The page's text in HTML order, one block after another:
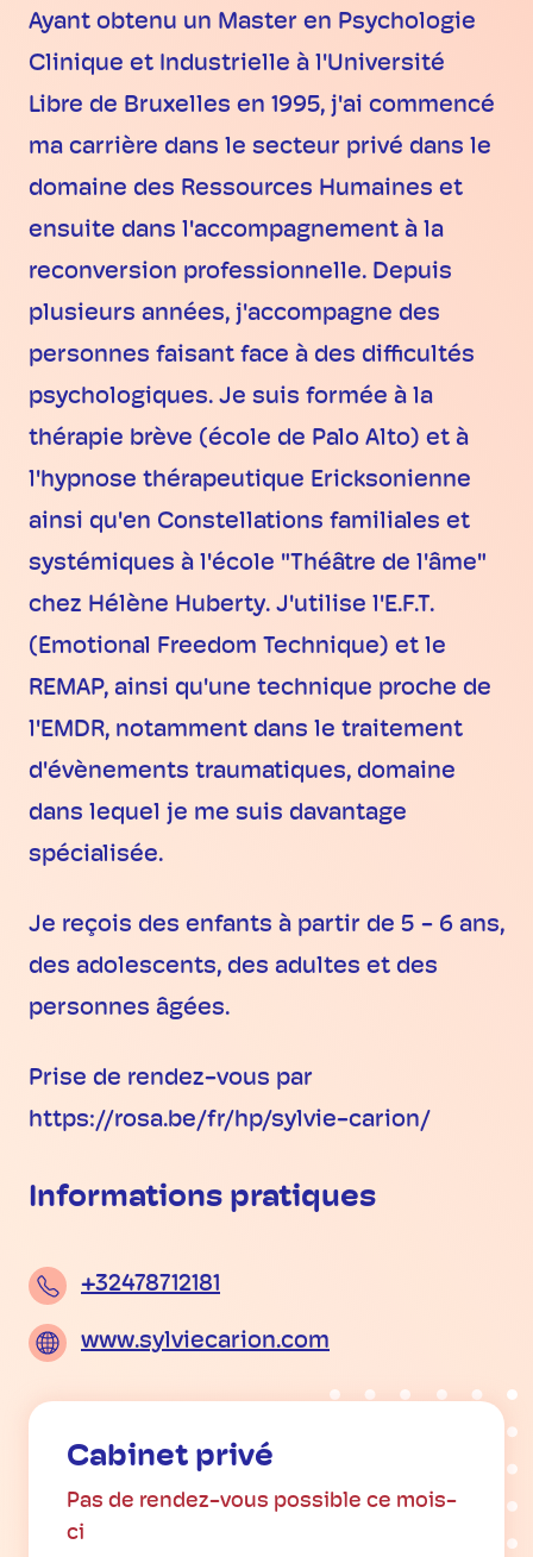
Ayant obtenu un Master en Psychologie
Clinique et Industrielle à l'Université
Libre de Bruxelles en 1995, j'ai commencé
ma carrière dans le secteur privé dans le
domaine des Ressources Humaines et
ensuite dans l'accompagnement à la
reconversion professionnelle. Depuis
plusieurs années, j'accompagne des
personnes faisant face à des difficultés
psychologiques. Je suis formée à la
thérapie brève (école de Palo Alto) et à
l'hypnose thérapeutique Ericksonienne
ainsi qu'en Constellations familiales et
systémiques à l'école "Théâtre de l'âme"
chez Hélène Huberty. J'utilise l'E.F.T.
(Emotional Freedom Technique) et le
REMAP, ainsi qu'une technique proche de
l'EMDR, notamment dans le traitement
d'évènements traumatiques, domaine
dans lequel je me suis davantage
spécialisée.
Je reçois des enfants à partir de 5 - 6 ans,
des adolescents, des adultes et des
personnes âgées.
Prise de rendez-vous par
https://rosa.be/fr/hp/sylvie-carion/
Informations pratiques
+32478712181
www.sylviecarion.com
Cabinet privé
Pas de rendez-vous possible ce mois-
ci